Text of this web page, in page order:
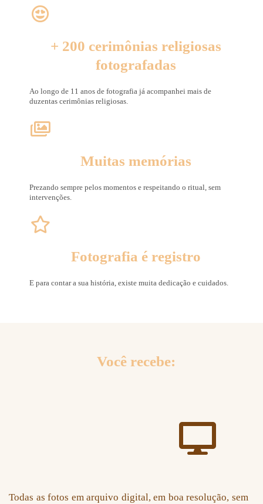
+ 200 cerimônias religiosas
fotografadas
Ao longo de 11 anos de fotografia já acompanhei mais de
duzentas cerimônias religiosas.
Muitas memórias
Prezando sempre pelos momentos e respeitando o ritual, sem
intervenções.
Fotografia é registro
E para contar a sua história, existe muita dedicação e cuidados.
Você recebe:
Todas as fotos em arquivo digital, em boa resolução, sem